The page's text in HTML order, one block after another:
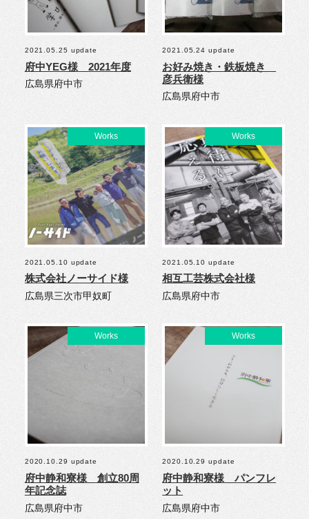
2021.05.25 update
府中YEG様 2021年度
広島県府中市
2021.05.24 update
お好み焼き・鉄板焼き
彦兵衛様
広島県府中市
2021.05.10 update
株式会社ノーサイド様
広島県三次市甲奴町
2021.05.10 update
相互工芸株式会社様
広島県府中市
2020.10.29 update
府中静和寮様 創立80周
年記念誌
広島県府中市
2020.10.29 update
府中静和寮様 パンフレ
ット
広島県府中市